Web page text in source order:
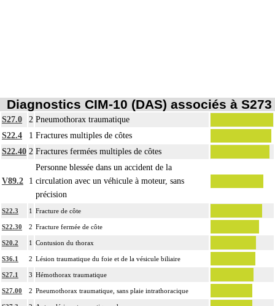
Diagnostics CIM-10 (DAS) associés à S273
S27.0 2 Pneumothorax traumatique
S22.4
1 Fractures multiples de côtes
S22.40 2 Fractures fermées multiples de côtes
V89.2 1
Personne blessée dans un accident de la
circulation avec un véhicule à moteur, sans
précision
S22.3 1 Fracture de côte
S22.30 2 Fracture fermée de côte
S20.2 1 Contusion du thorax
S36.1 2 Lésion traumatique du foie et de la vésicule biliaire
S27.1 3 Hémothorax traumatique
S27.00 2 Pneumothorax traumatique, sans plaie intrathoracique